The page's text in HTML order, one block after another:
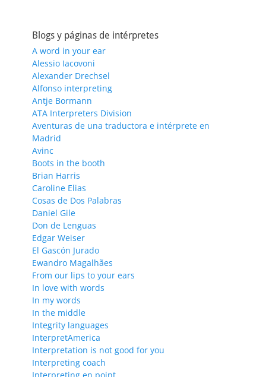
Blogs y páginas de intérpretes
A word in your ear
Alessio Iacovoni
Alexander Drechsel
Alfonso interpreting
Antje Bormann
ATA Interpreters Division
Aventuras de una traductora e intérprete en
Madrid
Avinc
Boots in the booth
Brian Harris
Caroline Elias
Cosas de Dos Palabras
Daniel Gile
Don de Lenguas
Edgar Weiser
El Gascón Jurado
Ewandro Magalhães
From our lips to your ears
In love with words
In my words
In the middle
Integrity languages
InterpretAmerica
Interpretation is not good for you
Interpreting coach